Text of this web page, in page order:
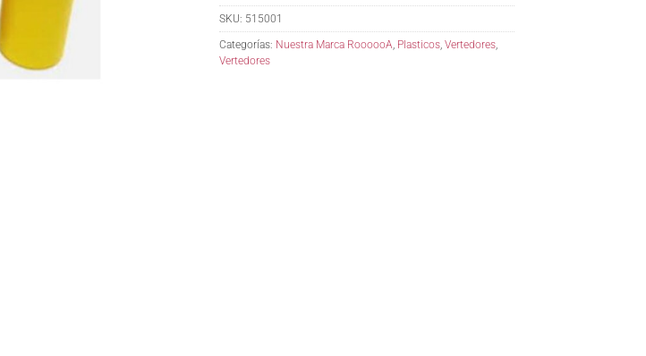
SKU: 515001
Categorías: Nuestra Marca RoooooA Plasticos Vertedores
Vertedores